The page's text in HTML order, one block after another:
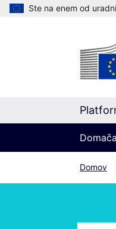
Ste na enem od
Domov